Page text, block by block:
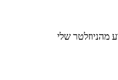
מהניוזלטר שלי